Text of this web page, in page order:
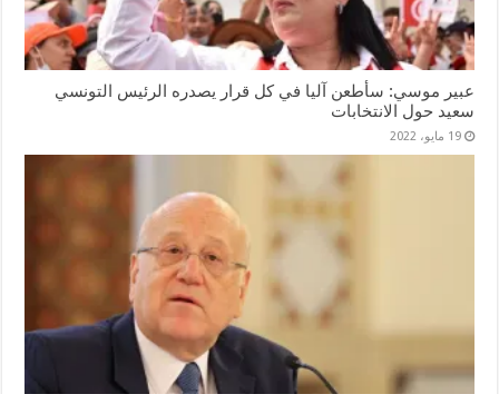
عبير موسي: سأطعن آليا في كل قرار يصدره الرئيس التونسي
سعيد حول الانتخابات
19 مايو، 2022